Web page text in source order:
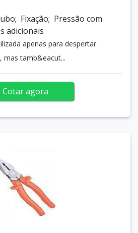
Fixação; Pressão com
adicionais
apenas para despertar
mas tamb&eacut...
Cotar agora